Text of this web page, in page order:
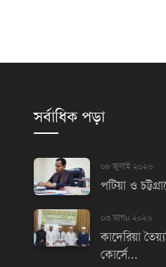
সর্বাধিক পড়া
০৮ জুলাই ২০২৬
পটিয়া ও
০৩ আগu ২০২৬
কাদেরিয়া
কোর্সে...